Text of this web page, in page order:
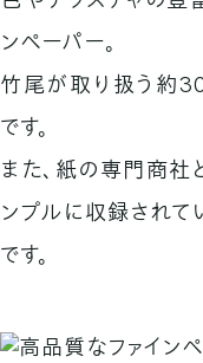
ンペーパー。
竹尾が取り扱う約
です。
また、紙の専門商社
ンプルに収録されて
です。